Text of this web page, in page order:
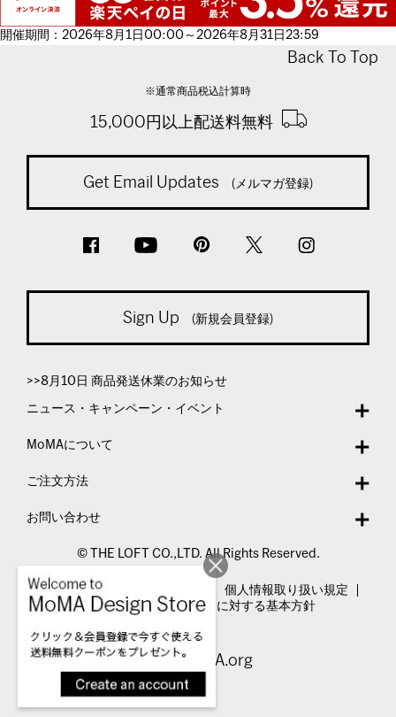
開催期間：2026年8月1日00:00～2026年8月31日23:59
Back To Top
※通常商品税込計算時
15,000円以上配送料無料
Get Email Updates (メルマガ登録)
Sign Up (新規会員登録)
>>8月10日 商品発送休業のお知らせ
ニュース・キャンペーン・イベント
MoMAについて
ご注文方法
お問い合わせ
© THE LOFT CO.,LTD. All Rights Reserved.
特定商取引法表示
個人情報取り扱い規定
カスタマーハラスメントに対する基本方針
Visit MoMA.org